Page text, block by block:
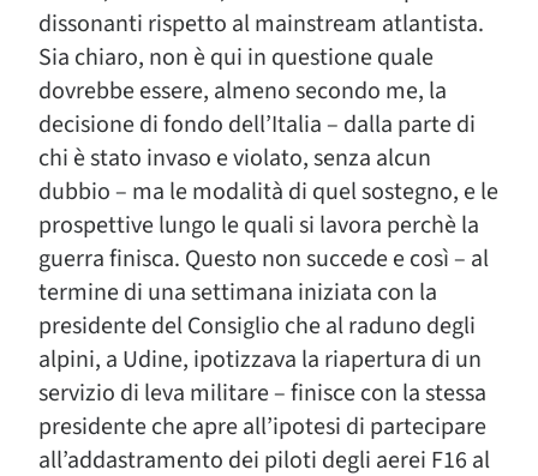
dissonanti rispetto al mainstream atlantista.
Sia chiaro, non è qui in questione quale
dovrebbe essere, almeno secondo me, la
decisione di fondo dell’Italia – dalla parte di
chi è stato invaso e violato, senza alcun
dubbio – ma le modalità di quel sostegno, e le
prospettive lungo le quali si lavora perchè la
guerra finisca. Questo non succede e così – al
termine di una settimana iniziata con la
presidente del Consiglio che al raduno degli
alpini, a Udine, ipotizzava la riapertura di un
servizio di leva militare – finisce con la stessa
presidente che apre all’ipotesi di partecipare
all’addastramento dei piloti degli aerei F16 al